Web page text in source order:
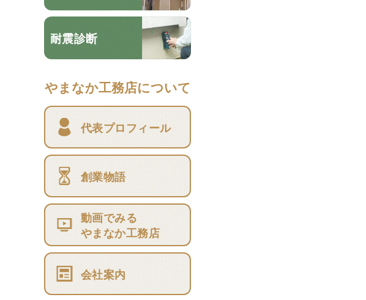
耐震診断
やまなか工務店について
代表プロフィール
創業物語
動画でみる
やまなか工務店
会社案内